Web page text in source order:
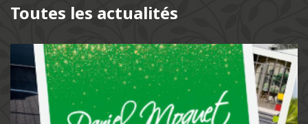
Toutes les actualités